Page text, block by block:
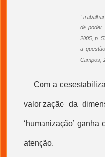
de poder
2005, p.
a
Campos,
Com a
valorização da
‘humanização’ ganha
atenção.